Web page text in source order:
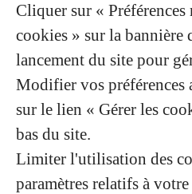
Cliquer sur « Préférences
cookies » sur la bannière
lancement du site pour
Modifier vos préférences
sur le lien « Gérer les
bas du site.
Limiter l'utilisation des
paramètres relatifs à